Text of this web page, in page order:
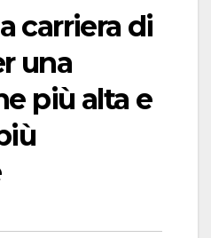
carriera di
una
più alta e